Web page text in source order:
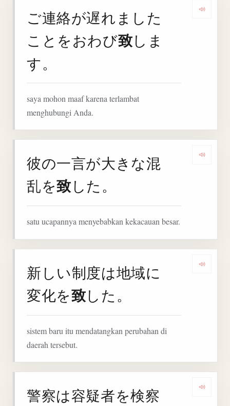
ご連絡が遅れました
ことをおわび致しま
す。
saya mohon maaf karena terlambat
menghubungi Anda.
彼の一言が大きな混
乱を致した。
satu ucapannya menyebabkan kekacauan besar.
新しい制度は地域に
変化を致した。
sistem baru itu mendatangkan perubahan di
daerah tersebut.
警察は容疑者を検察